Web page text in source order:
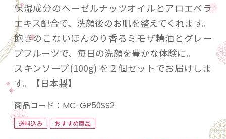
保湿成分のヘーゼルナッツオイルとアロエベラ
エキス配合で、洗顔後のお肌を整えてくれます。
飽きのこないほんのり香るミモザ精油とグレー
プフルーツで、毎日の洗顔を豊かな体験に。
スキンソープ(100g) を２個セットでお届けしま
す。【日本製】
商品コード： MC-GP50SS2
送料込み おすすめ商品